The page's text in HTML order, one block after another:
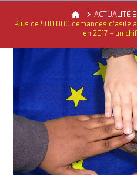
ACTUALITÉ DE L'UNION EUROPÉENNE, ACTUALITÉ DE LA
JUILLET
HomeACTUALITÉ
Plus de 500 000 demandes d’asile
en 2017 – un